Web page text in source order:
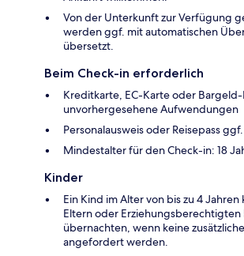
Von der Unterkunft zur Verfügung
werden ggf. mit automatischen
übersetzt.
Beim Check-in erforderlich
Kreditkarte, EC-Karte oder
unvorhergesehene Aufwendungen
Personalausweis oder Reisepass
Mindestalter für den Check-in: 18
Kinder
Ein Kind im Alter von bis zu 4
Eltern oder Erziehungsberechtigten
übernachten, wenn keine
angefordert werden.